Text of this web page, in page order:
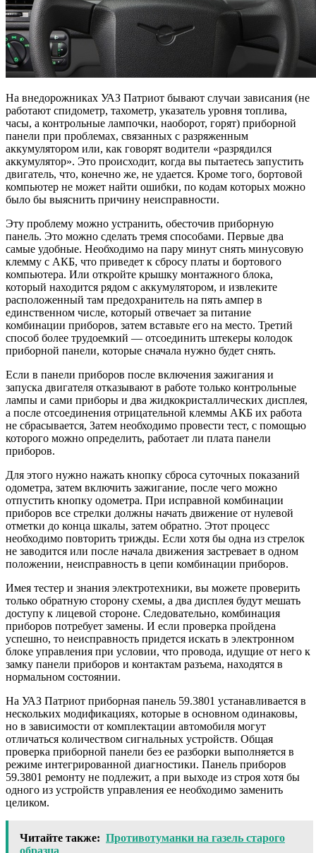
На внедорожниках УАЗ Патриот бывают случаи зависания (не
работают спидометр, тахометр, указатель уровня топлива,
часы, а контрольные лампочки, наоборот, горят) приборной
панели при проблемах, связанных с разряженным
аккумулятором или, как говорят водители «разрядился
аккумулятор». Это происходит, когда вы пытаетесь запустить
двигатель, что, конечно же, не удается. Кроме того, бортовой
компьютер не может найти ошибки, по кодам которых можно
было бы выяснить причину неисправности.
Эту проблему можно устранить, обесточив приборную
панель. Это можно сделать тремя способами. Первые два
самые удобные. Необходимо на пару минут снять минусовую
клемму с АКБ, что приведет к сбросу платы и бортового
компьютера. Или откройте крышку монтажного блока,
который находится рядом с аккумулятором, и извлеките
расположенный там предохранитель на пять ампер в
единственном числе, который отвечает за питание
комбинации приборов, затем вставьте его на место. Третий
способ более трудоемкий — отсоединить штекеры колодок
приборной панели, которые сначала нужно будет снять.
Если в панели приборов после включения зажигания и
запуска двигателя отказывают в работе только контрольные
лампы и сами приборы и два жидкокристаллических дисплея,
а после отсоединения отрицательной клеммы АКБ их работа
не сбрасывается, Затем необходимо провести тест, с помощью
которого можно определить, работает ли плата панели
приборов.
Для этого нужно нажать кнопку сброса суточных показаний
одометра, затем включить зажигание, после чего можно
отпустить кнопку одометра. При исправной комбинации
приборов все стрелки должны начать движение от нулевой
отметки до конца шкалы, затем обратно. Этот процесс
необходимо повторить трижды. Если хотя бы одна из стрелок
не заводится или после начала движения застревает в одном
положении, неисправность в цепи комбинации приборов.
Имея тестер и знания электротехники, вы можете проверить
только обратную сторону схемы, а два дисплея будут мешать
доступу к лицевой стороне. Следовательно, комбинация
приборов потребует замены. И если проверка пройдена
успешно, то неисправность придется искать в электронном
блоке управления при условии, что провода, идущие от него к
замку панели приборов и контактам разъема, находятся в
нормальном состоянии.
На УАЗ Патриот приборная панель 59.3801 устанавливается в
нескольких модификациях, которые в основном одинаковы,
но в зависимости от комплектации автомобиля могут
отличаться количеством сигнальных устройств. Общая
проверка приборной панели без ее разборки выполняется в
режиме интегрированной диагностики. Панель приборов
59.3801 ремонту не подлежит, а при выходе из строя хотя бы
одного из устройств управления ее необходимо заменить
целиком.
Читайте также: Противотуманки на газель старого
образца